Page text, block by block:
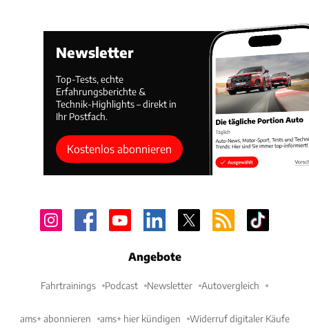
Newsletter
Top-Tests, echte
Erfahrungsberichte &
Technik-Highlights – direkt in
Ihr Postfach.
Kostenlos abonnieren
Angebote
Fahrtrainings Podcast Newsletter Autovergleich
ams+ abonnieren ams+ hier kündigen Widerruf digitaler Käufe